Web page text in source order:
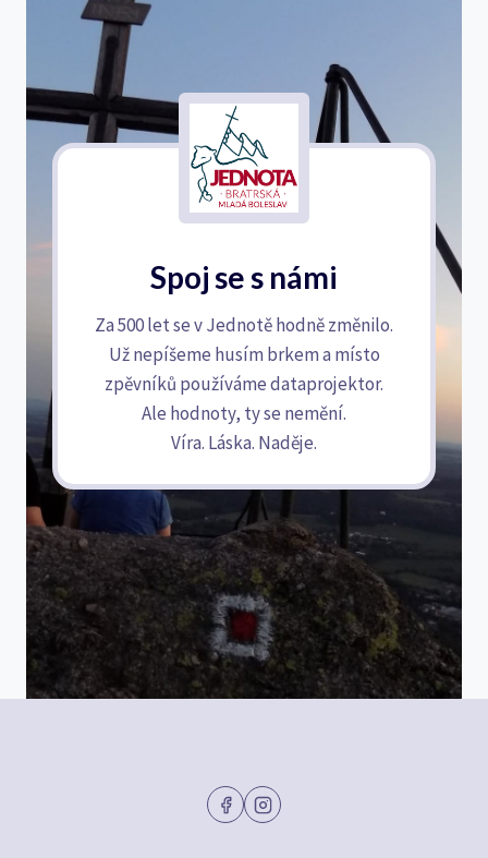
Spoj se s námi
Za 500 let se v Jednotě hodně změnilo.
Už nepíšeme husím brkem a místo
zpěvníků používáme dataprojektor.
Ale hodnoty, ty se nemění.
Víra. Láska. Naděje.